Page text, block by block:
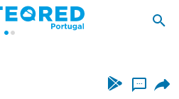
...